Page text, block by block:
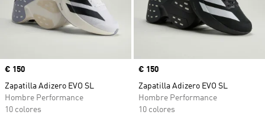
Precio
€ 150
Zapatilla Adizero EVO SL
Hombre Performance
10 colores
Precio
€ 150
Zapatilla Adizero EVO SL
Hombre Performance
10 colores